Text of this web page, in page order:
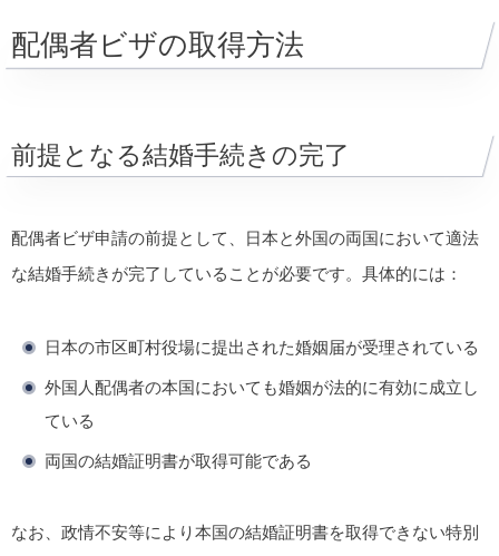
配偶者ビザの取得方法
前提となる結婚手続きの完了
配偶者ビザ申請の前提として、日本と外国の両国において適法
な結婚手続きが完了していることが必要です。具体的には：
日本の市区町村役場に提出された婚姻届が受理されている
外国人配偶者の本国においても婚姻が法的に有効に成立し
ている
両国の結婚証明書が取得可能である
なお、政情不安等により本国の結婚証明書を取得できない特別